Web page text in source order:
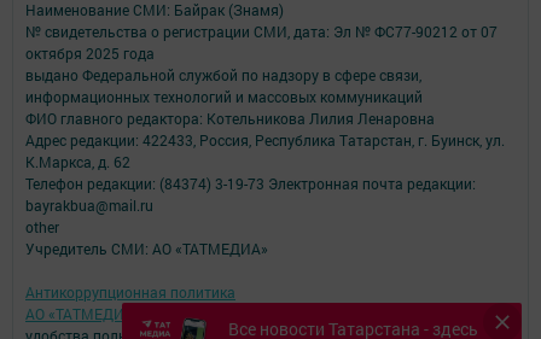
Все новости Татарстана - здесь
Наименование СМИ: Байрак (Знамя)
№ свидетельства о регистрации СМИ, дата: Эл № ФС77-90212 от 07
октября 2025 года
выдано Федеральной службой по надзору в сфере связи,
информационных технологий и массовых коммуникаций
ФИО главного редактора: Котельникова Лилия Ленаровна
Адрес редакции: 422433, Россия, Республика Татарстан, г. Буинск, ул.
К.Маркса, д. 62
Телефон редакции: (84374) 3-19-73 Электронная почта редакции:
bayrakbua@mail.ru
other
Учредитель СМИ: АО «ТАТМЕДИА»
Антикоррупционная политика
АО «ТАТМЕДИА» использует «cookie»
для персонализации сервисов и
удобства пользователей сайтом.